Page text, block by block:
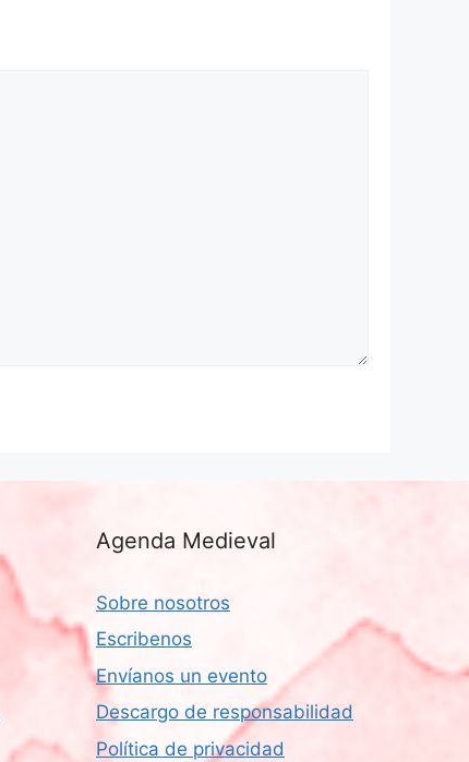
Agenda Medieval
Sobre nosotros
Escribenos
Envíanos un evento
Descargo de responsabilidad
Política de privacidad